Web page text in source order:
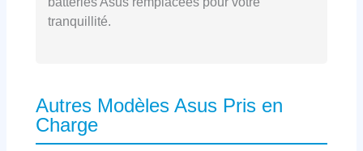
tranquillité.
Autres Modèles Asus Pris en
Charge